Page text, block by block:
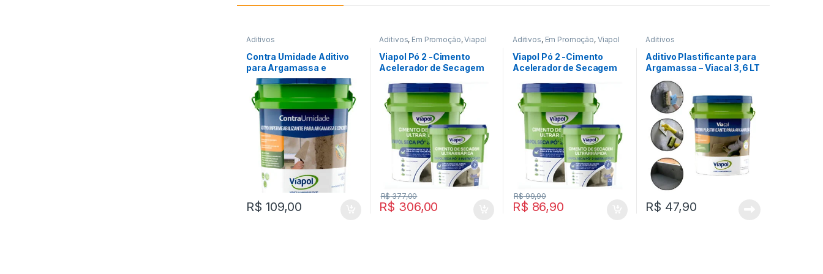
Aditivos
Contra Umidade Aditivo
para Argamassa e
Concreto 18l Viapol
R$ 109,00
Aditivos, Em Promoção,Viapol
Viapol Pó 2 -Cimento
Acelerador de Secagem
R$ 306,00
R$377,00
Aditivos, Em Promoção, Viapol
Viapol Pó 2 -Cimento
Acelerador de Secagem
R$ 86,90
R$99,90
Aditivos
Aditivo Plastificante para
Argamassa – Viacal 3,6 LT
Viapol
R$ 47,90